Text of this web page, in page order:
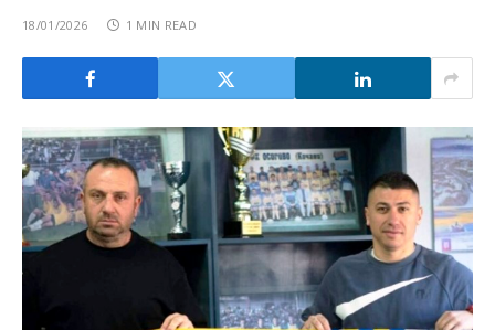
18/01/2026 1 MIN READ